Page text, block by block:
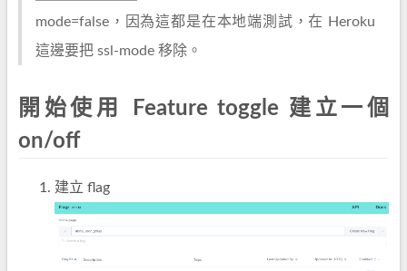
mode=false，因為這都是在本地端測試，在 Heroku
這邊要把 ssl-mode 移除。
開始使用 Feature toggle 建立一個
on/off
建立 flag